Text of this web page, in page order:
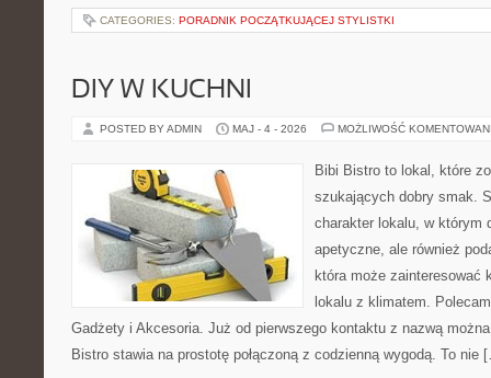
CATEGORIES: PORADNIK POCZĄTKUJĄCEJ STYLISTKI
DIY W KUCHNI
POSTED BY ADMIN MAJ - 4 - 2026 MOŻLIWOŚĆ
Bibi Bistro to lokal, które
szukających dobry smak.
charakter lokalu, w którym
apetyczne, ale również
która może zainteresować
lokalu z klimatem.
Gadżety i Akcesoria. Już od pierwszego kontaktu z nazwą
Bistro stawia na prostotę połączoną z codzienną wygodą. To nie